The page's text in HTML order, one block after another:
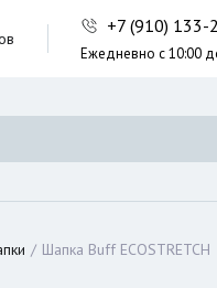
+7 (910)
Ежедневно с 10:00
Шапка Buff ECOSTRETCH